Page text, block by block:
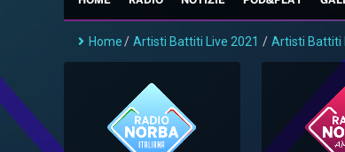
Home/ Artisti Battiti Live 2021 / Artisti Battiti